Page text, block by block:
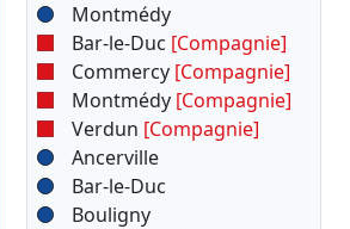
Montmédy
Bar-le-Duc [Compagnie]
Commercy [Compagnie]
Montmédy [Compagnie]
Verdun [Compagnie]
Ancerville
Bar-le-Duc
Bouligny